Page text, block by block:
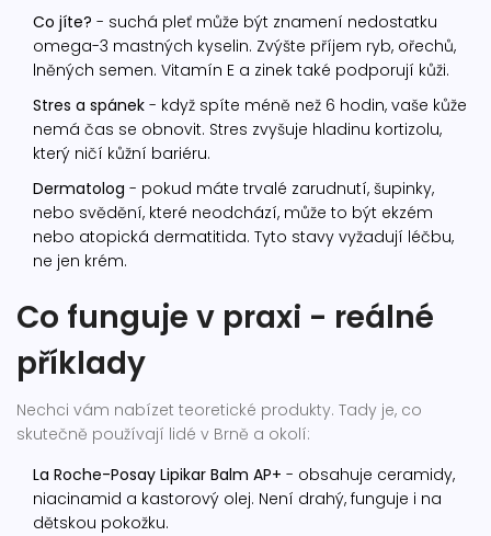
Co jíte? - suchá pleť může být znamení nedostatku
omega-3 mastných kyselin. Zvýšte příjem ryb, ořechů,
lněných semen. Vitamín E a zinek také podporují kůži.
Stres a spánek - když spíte méně než 6 hodin, vaše kůže
nemá čas se obnovit. Stres zvyšuje hladinu kortizolu,
který ničí kůžní bariéru.
Dermatolog - pokud máte trvalé zarudnutí, šupinky,
nebo svědění, které neodchází, může to být ekzém
nebo atopická dermatitida. Tyto stavy vyžadují léčbu,
ne jen krém.
Co funguje v praxi - reálné
příklady
Nechci vám nabízet teoretické produkty. Tady je, co
skutečně používají lidé v Brně a okolí:
La Roche-Posay Lipikar Balm AP+ - obsahuje ceramidy,
niacinamid a kastorový olej. Není drahý, funguje i na
dětskou pokožku.